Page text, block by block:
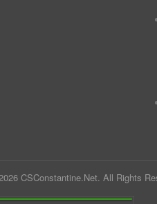
CSConstantine.Net. All Rights